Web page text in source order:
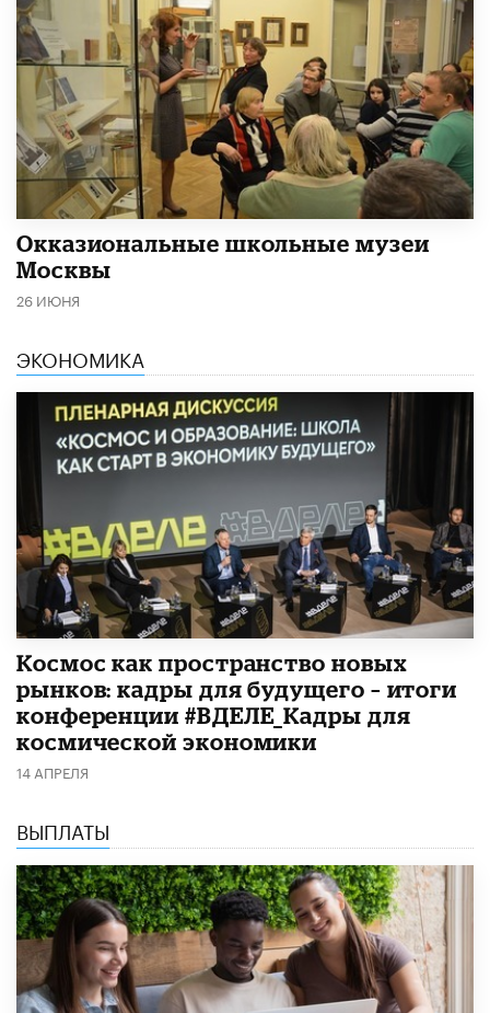
​Окказиональные школьные музеи
Москвы
26 ИЮНЯ
ЭКОНОМИКА
Космос как пространство новых
рынков: кадры для будущего – итоги
конференции #ВДЕЛЕ_Кадры для
космической экономики
14 АПРЕЛЯ
ВЫПЛАТЫ